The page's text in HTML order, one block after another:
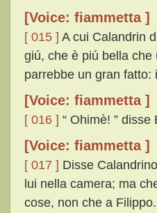
[Voice: fiammetta ]
[ 015 ] A cui Calandrin
giú, che è piú bella
parrebbe un gran fatto:
[Voice: fiammetta ]
[ 016 ] “ Ohimè! ”
[Voice: fiammetta ]
[ 017 ] Disse
lui nella camera; ma
cose, non che a